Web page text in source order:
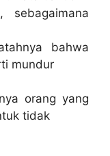
sebagaimana
bahwa
mundur
orang yang
tidak